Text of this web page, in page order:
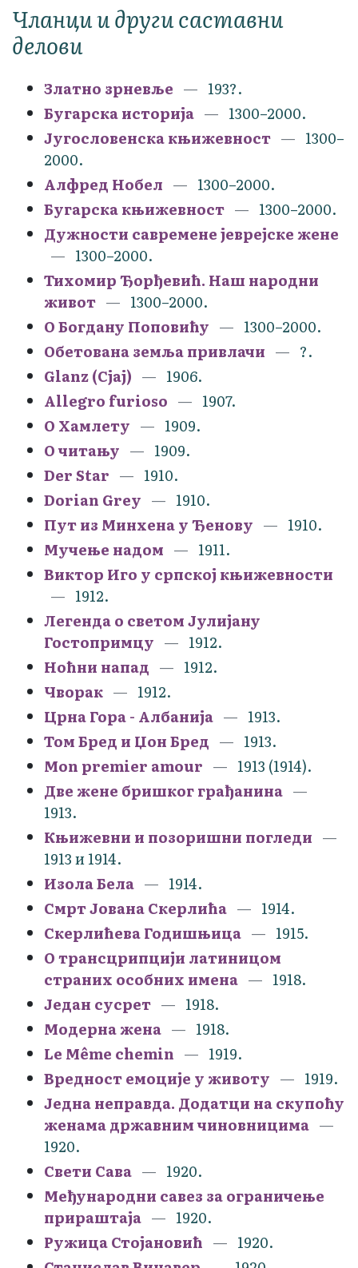
Чланци и други саставни
делови
Златно зрневље
193?.
Бугарска историја
1300–2000.
Југословенска књижевност
1300–
2000.
Алфред Нобел
1300–2000.
Бугарска књижевност
1300–2000.
Дужности савремене јеврејске жене
1300–2000.
Тихомир Ђорђевић. Наш народни
живот
1300–2000.
О Богдану Поповићу
1300–2000.
Обетована земља привлачи
?.
Glanz (Сјај)
1906.
Allegro furioso
1907.
О Хамлету
1909.
О читању
1909.
Der Star
1910.
Dorian Grey
1910.
Пут из Минхена у Ђенову
1910.
Мучење надом
1911.
Виктор Иго у српској књижевности
1912.
Легенда о светом Јулијану
Гостопримцу
1912.
Ноћни напад
1912.
Чворак
1912.
Црна Гора - Албанија
1913.
Том Бред и Џон Бред
1913.
Mon premier amour
1913 (1914).
Две жене бришког грађанина
1913.
Књижевни и позоришни погледи
1913 и 1914.
Изола Бела
1914.
Смрт Јована Скерлића
1914.
Скерлићева Годишњица
1915.
О трансцрипцији латиницом
страних особних имена
1918.
Један сусрет
1918.
Модерна жена
1918.
Le Même chemin
1919.
Вредност емоције у животу
1919.
Једна неправда. Додатци на скупоћу
женама државним чиновницима
1920.
Свети Сава
1920.
Међународни савез за ограничење
прираштаја
1920.
Ружица Стојановић
1920.